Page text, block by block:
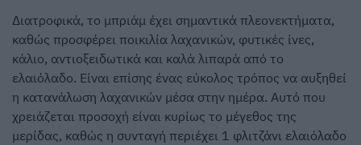
Διατροφικά, το μπριάμ έχει σημαντικά πλεονεκτήματα,
καθώς προσφέρει ποικιλία λαχανικών, φυτικές ίνες,
κάλιο, αντιοξειδωτικά και καλά λιπαρά από το
ελαιόλαδο. Είναι επίσης ένας εύκολος τρόπος να αυξηθεί
η κατανάλωση λαχανικών μέσα στην ημέρα. Αυτό που
χρειάζεται προσοχή είναι κυρίως το μέγεθος της
μερίδας, καθώς η συνταγή περιέχει 1 φλιτζάνι ελαιόλαδο